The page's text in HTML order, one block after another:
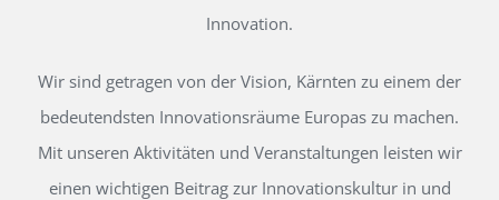
Innovation.
Wir sind getragen von der Vision, Kärnten zu einem der
bedeutendsten Innovationsräume Europas zu machen.
Mit unseren Aktivitäten und Veranstaltungen leisten wir
einen wichtigen Beitrag zur Innovationskultur in und